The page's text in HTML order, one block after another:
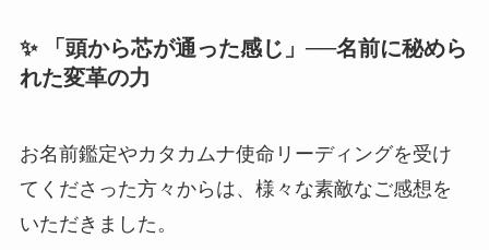
✨ 「頭から芯が通った感じ」──名前に秘めら
れた変革の力
お名前鑑定やカタカムナ使命リーディングを受け
てくださった方々からは、様々な素敵なご感想を
いただきました。